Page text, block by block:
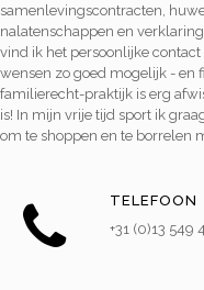
samenlevingscontracten,
nalatenschappen en
vind ik het persoonlijke
wensen zo goed mogelijk - en
familierecht-praktijk is erg
is! In mijn vrije tijd sport ik
om te shoppen en te borrelen
TELEFOON
+31 (0)13 549